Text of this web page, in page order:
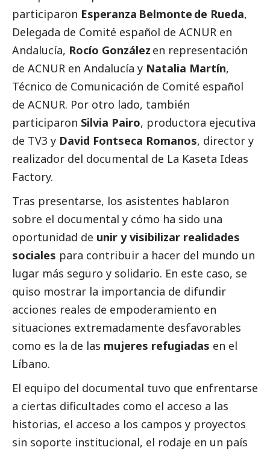
participaron Esperanza Belmonte de Rueda,
Delegada de Comité español de ACNUR en
Andalucía, Rocío González en representación
de ACNUR en Andalucía y Natalia Martín,
Técnico de Comunicación de Comité español
de ACNUR. Por otro lado, también
participaron Silvia Pairo, productora ejecutiva
de TV3 y David Fontseca Romanos, director y
realizador del documental de La Kaseta Ideas
Factory.
Tras presentarse, los asistentes hablaron
sobre el documental y cómo ha sido una
oportunidad de unir y visibilizar realidades
sociales para contribuir a hacer del mundo un
lugar más seguro y solidario. En este caso, se
quiso mostrar la importancia de difundir
acciones reales de empoderamiento en
situaciones extremadamente desfavorables
como es la de las mujeres refugiadas en el
Líbano.
El equipo del documental tuvo que enfrentarse
a ciertas dificultades como el acceso a las
historias, el acceso a los campos y proyectos
sin soporte institucional, el rodaje en un país